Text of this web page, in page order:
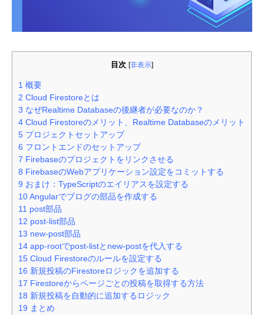
目次 [非表示]
1 概要
2 Cloud Firestoreとは
3 なぜRealtime Databaseの後継者が必要なのか？
4 Cloud Firestoreのメリット、Realtime Databaseのメリット
5 プロジェクトセットアップ
6 フロントエンドのセットアップ
7 Firebaseのプロジェクトをリンクさせる
8 FirebaseのWebアプリケーション設定をコミットする
9 おまけ：TypeScriptのエイリアスを設定する
10Angularでブログの部品を作成する
11 post部品
12 post-list部品
13 new-post部品
14 app-rootでpost-listとnew-postを代入する
15 Cloud Firestoreのルールを設定する
16 新規投稿のFirestoreロジックを追加する
17 Firestoreからページごとの投稿を取得する方法
18 新規投稿を自動的に追加するロジック
19 まとめ